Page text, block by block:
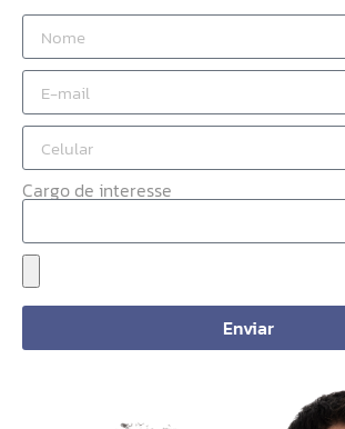
Cargo de interesse
Enviar